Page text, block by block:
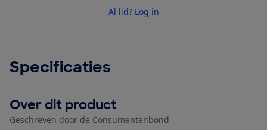
Al lid? Log in
Specificaties
Over dit product
Geschreven door de Consumentenbond